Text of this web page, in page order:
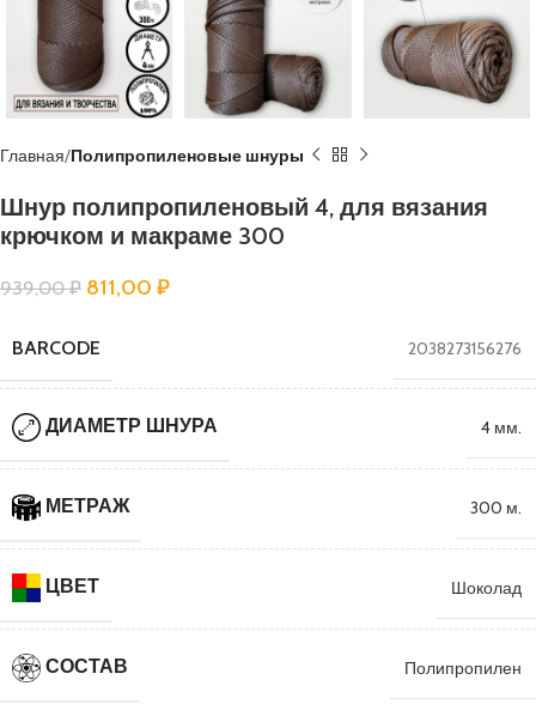
Главная Полипропиленовые шнуры
Шнур полипропиленовый 4, для вязания
крючком и макраме 300
939,00₽ 811,00 ₽
BARCODE 2038273156276
ДИАМЕТР ШНУРА 4 мм.
МЕТРАЖ 300 м.
ЦВЕТ Шоколад
СОСТАВ Полипропилен